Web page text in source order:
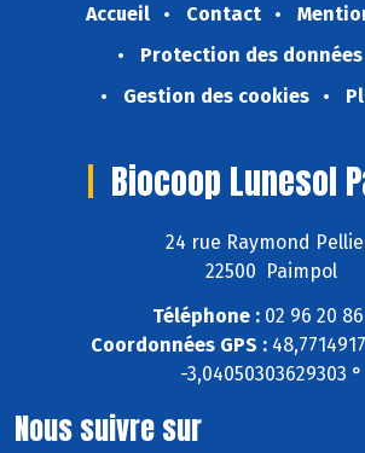
Accueil Contact
Protection des données
Gestion des cookies
Biocoop Lunesol
24 rue Raymond
22500 Paimpol
Téléphone :02 96 20
Coordonnées GPS :
-3,04050303629303 °
Nous suivre sur